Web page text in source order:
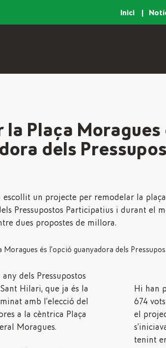
Inici
la Plaça Moragues
dels
escollit un projecte per remodelar la
Pressupostos Participatius i durant el
dues propostes de millora.
any dels Pressupostos
Hilari, que ja és la
amb l’elecció del
a la cèntrica Plaça
Moragues.
Hi han
674
el
tenint